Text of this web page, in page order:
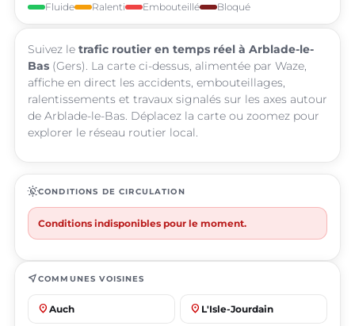
Fluide Ralenti Embouteillé Bloqué
Suivez le trafic routier en temps réel à Arblade-le-
Bas (Gers). La carte ci-dessus, alimentée par Waze,
affiche en direct les accidents, embouteillages,
ralentissements et travaux signalés sur les axes autour
de Arblade-le-Bas. Déplacez la carte ou zoomez pour
explorer le réseau routier local.
routineCONDITIONS DE CIRCULATION
Conditions indisponibles pour le moment.
near_meCOMMUNES VOISINES
place Auch place L'Isle-Jourdain